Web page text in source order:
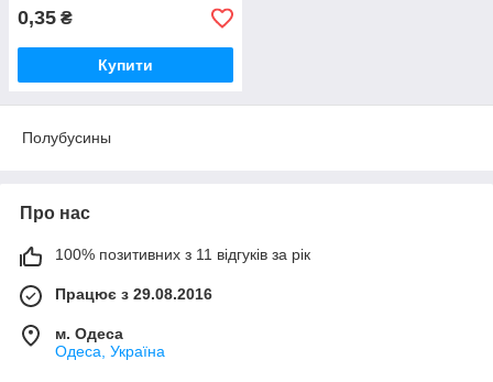
0,35 ₴
Купити
Полубусины
Про нас
100% позитивних з 11 відгуків за рік
Працює з 29.08.2016
м. Одеса
Одеса, Україна